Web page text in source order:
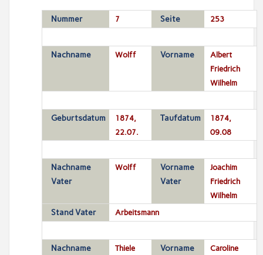
Nummer 7 Seite 253
Nachname Wolff Vorname
Albert
Friedrich
Wilhelm
Geburtsdatum
1874,
22.07.
Taufdatum
1874,
09.08
Nachname
Vater
Wolff
Vorname
Vater
Joachim
Friedrich
Wilhelm
Stand Vater Arbeitsmann
Nachname
Thiele
Vorname
Caroline